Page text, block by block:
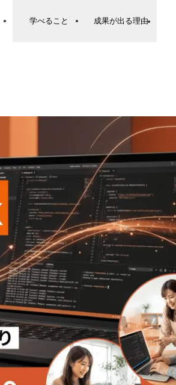
学べること 成果が出る理由